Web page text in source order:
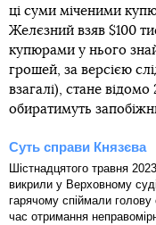
ці суми міченими
Желєзний взяв $100
купюрами у нього
грошей, за версією
взагалі), стане
обиратимуть
Суть справи Князєва
Шістнадцятого травня
викрили у Верховному
гарячому спіймали
час отримання